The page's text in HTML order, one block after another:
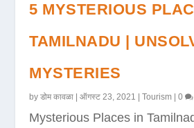
5 MYSTERIOUS
TAMILNADU |
MYSTERIES
byडोम कावळा |ऑगस्ट 23, 2021 |Tourism |0
Mysterious Places in